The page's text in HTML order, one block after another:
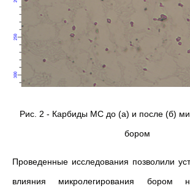
Рис. 2 - Карбиды МС до (а) и после (б)
бором
Проведенные исследования позволили
влияния микролегирования бором